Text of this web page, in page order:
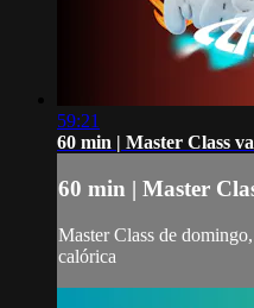
59:21
60 min | Master Class
60 min | Master
Master Class de
calórica